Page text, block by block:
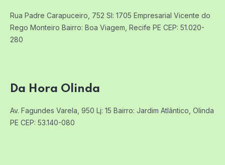
Rua Padre Carapuceiro, 752 Sl: 1705 Empresarial Vicente do
Rego Monteiro Bairro: Boa Viagem, Recife PE CEP: 51.020-
280
Da Hora Olinda
Av. Fagundes Varela, 950 Lj: 15 Bairro: Jardim Atlântico, Olinda
PE CEP: 53.140-080